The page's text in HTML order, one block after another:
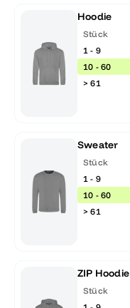
Hoodie
Stück
1 - 9
10 - 60
> 61
Sweater
Stück
1 - 9
10 - 60
> 61
ZIP Hoodie
Stück